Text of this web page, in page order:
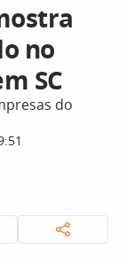
no
SC
do